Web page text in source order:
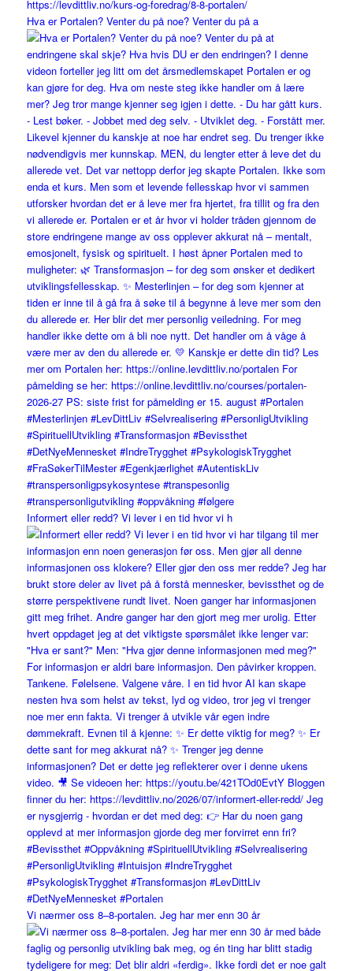
Hva er Portalen? Venter du på noe? Venter du på a
Informert eller redd? Vi lever i en tid hvor vi h
Vi nærmer oss 8–8-portalen. Jeg har mer enn 30 år